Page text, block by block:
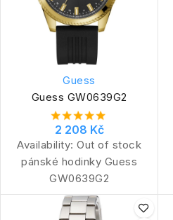
Guess
Guess GW0639G2
2 208 Kč
Availability: Out of stock
pánské hodinky Guess
GW0639G2